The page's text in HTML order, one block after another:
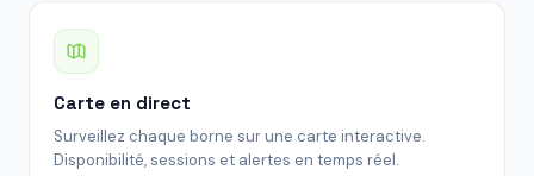
Carte en direct
Surveillez chaque borne sur une carte interactive.
Disponibilité, sessions et alertes en temps réel.